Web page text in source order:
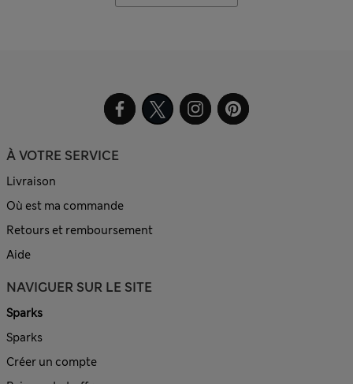
À VOTRE SERVICE
Livraison
Où est ma commande
Retours et remboursement
Aide
NAVIGUER SUR LE SITE
Sparks
Sparks
Créer un compte